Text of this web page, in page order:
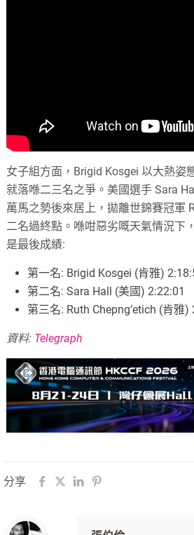
女子組方面，Brigid Kosgei 以大熱姿
就落喺二三名之爭。美國選手 Sara
萬馬之勢後來居上，拋離世錦賽冠軍
二名過終點。喺咁惡劣嘅天氣情況下
是最後成績:
第一名: Brigid Kosgei (肯雅)
第二名: Sara Hall (美國) 2:22:01
第三名: Ruth Chepng’etich (肯雅)
資料: Telegraph
分享